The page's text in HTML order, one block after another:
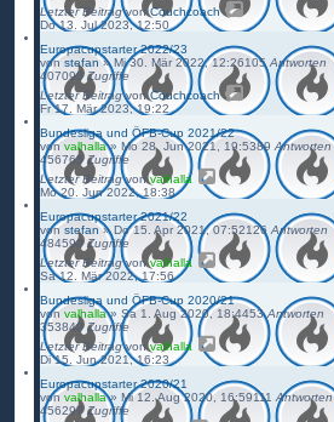
Letzter BeitragvonCouchcoach
Do 13. Jul 2023, 12:50
Europacupstarter 2022/23
von stefan»Mi 30. Mär 2022, 12:26105 Antworten
407090Zugriffe
Letzter BeitragvonCouchcoach
Fr 17. Mär 2023, 19:22
Bundesliga und ÖFB-Cup 2021/22
von valhalla» Mo 28. Jun 2021, 19:5389 Antworten
456765Zugriffe
Letzter Beitragvonvalhalla
Mo 20. Jun 2022, 18:38
Europacupstarter 2021/22
von stefan»Do 15. Apr 2021, 07:52126 Antworten
484590Zugriffe
Letzter Beitragvonvalhalla
Sa 12. Mär 2022, 17:56
Bundesliga und ÖFB-Cup 2020/21
von valhalla» Sa 1. Aug 2020, 18:4453Antworten
353840Zugriffe
Letzter Beitragvonvalhalla
Di 15. Jun 2021, 16:23
Europacupstarter 2020/21
von valhalla» Mi 12. Aug 2020, 16:59111 Antworten
456297Zugriffe